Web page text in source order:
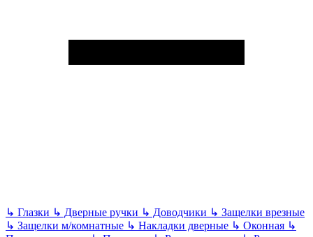
↳ Глазки ↳ Дверные ручки ↳ Доводчики ↳ Защелки врезные
↳ Защелки м/комнатные ↳ Накладки дверные ↳ Оконная ↳